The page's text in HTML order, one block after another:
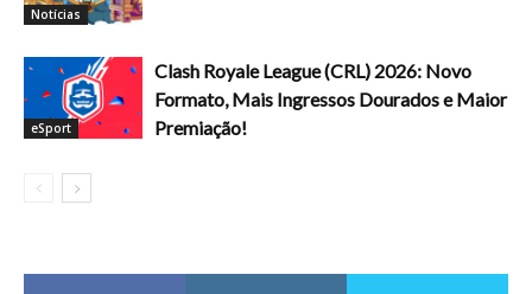
Notícias
eSport
Clash Royale League (CRL) 2026: Novo
Formato, Mais Ingressos Dourados e Maior
Premiação!